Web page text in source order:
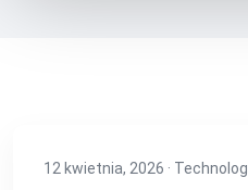
12 kwietnia, 2026 ·